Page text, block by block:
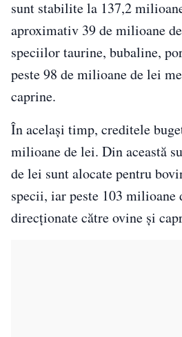
sunt stabilite la 137,2
aproximativ 39 de milioane
speciilor taurine, bubaline,
peste 98 de milioane de lei
caprine.
În același timp, creditele
milioane de lei. Din această
de lei sunt alocate pentru
specii, iar peste 103 milioane
direcționate către ovine și